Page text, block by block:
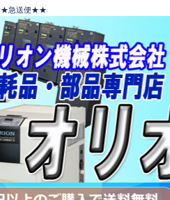
★★急送便★★